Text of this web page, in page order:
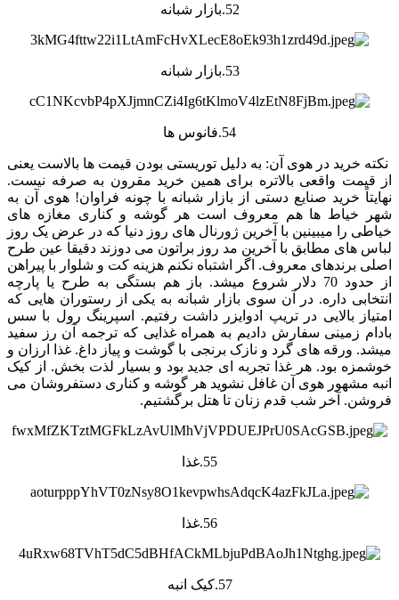
52.بازار شبانه
53.بازار شبانه
54.فانوس ها
نکته خرید در هوی آن: به دلیل توریستی بودن قیمت ها بالاست یعنی
از قیمت واقعی بالاتره برای همین خرید مقرون به صرفه نیست.
نهایتاً خرید صنایع دستی از بازار شبانه با چونه فراوان! هوی آن به
شهر خیاط ها هم معروف است هر گوشه و کناری مغازه های
خیاطی را میبینین با آخرین ژورنال های روز دنیا که در عرض یک روز
لباس های مطابق با آخرین مد روز براتون می دوزند دقیقا عین طرح
اصلی برندهای معروف. اگر اشتباه نکنم هزینه کت و شلوار با پیراهن
از حدود 70 دلار شروع میشد. باز هم بستگی به طرح یا پارچه
انتخابی داره. در آن سوی بازار شبانه به یکی از رستوران هایی که
امتیاز بالایی در تریپ ادوایزر داشت رفتیم. اسپرینگ رول با سس
بادام زمینی سفارش دادیم به همراه غذایی که ترجمه آن رز سفید
میشد. ورقه های گرد و نازک برنجی با گوشت و پیاز داغ. غذا ارزان و
خوشمزه بود. هر غذا تجربه ای جدید بود و بسیار لذت بخش. از کیک
انبه مشهور هوی آن غافل نشوید هر گوشه و کناری دستفروشان می
فروشن. آخر شب قدم زنان تا هتل برگشتیم.
55.غذا
56.غذا
57.کیک انبه